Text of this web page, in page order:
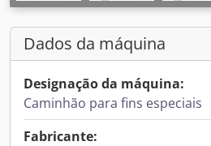
Dados da máquina
Designação da máquina:
Caminhão para fins especiais
Fabricante: